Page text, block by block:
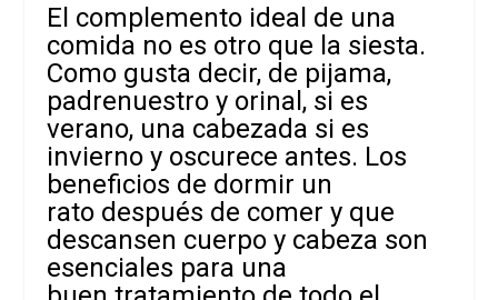
El complemento ideal de una
comida no es otro que la siesta.
Como gusta decir, de pijama,
padrenuestro y orinal, si es
verano, una cabezada si es
invierno y oscurece antes. Los
beneficios de dormir un
rato después de comer y que
descansen cuerpo y cabeza son
esenciales para una